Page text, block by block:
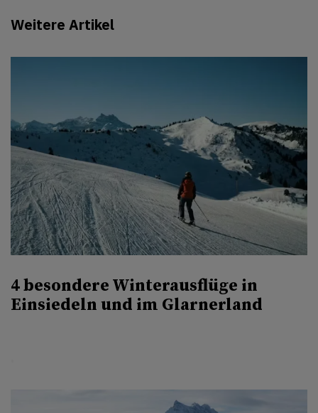
Weitere Artikel
4 besondere Winterausflüge in
Einsiedeln und im Glarnerland